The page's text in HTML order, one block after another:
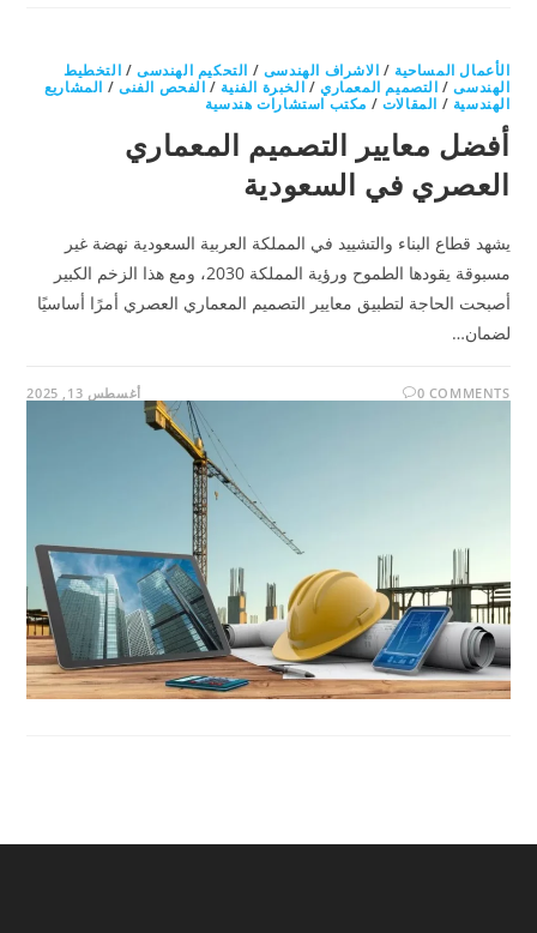
الأعمال المساحية / الاشراف الهندسى / التحكيم الهندسى / التخطيط
الهندسى/ التصميم المعماري / الخبرة الفنية / الفحص الفنى / المشاريع
الهندسية / المقالات / مكتب استشارات هندسية
أفضل معايير التصميم المعماري
العصري في السعودية
يشهد قطاع البناء والتشييد في المملكة العربية السعودية نهضة غير
مسبوقة يقودها الطموح ورؤية المملكة 2030، ومع هذا الزخم الكبير
أصبحت الحاجة لتطبيق معايير التصميم المعماري العصري أمرًا أساسيًا
لضمان…
0 COMMENTS أغسطس 13, 2025